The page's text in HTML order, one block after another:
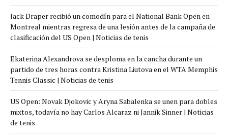
Jack Draper recibió un comodín para el National Bank Open en
Montreal mientras regresa de una lesión antes de la campaña de
clasificación del US Open | Noticias de tenis
Ekaterina Alexandrova se desploma en la cancha durante un
partido de tres horas contra Kristina Liutova en el WTA Memphis
Tennis Classic | Noticias de tenis
US Open: Novak Djokovic y Aryna Sabalenka se unen para dobles
mixtos, todavía no hay Carlos Alcaraz ni Jannik Sinner | Noticias
de tenis